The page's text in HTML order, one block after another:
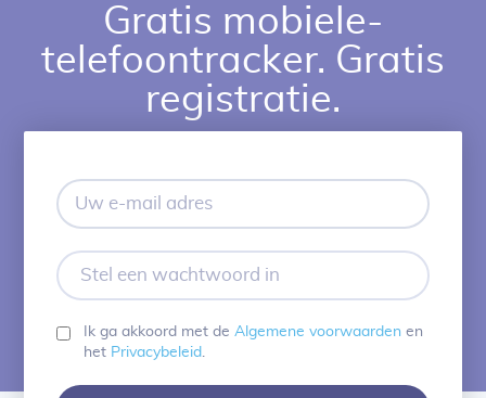
Gratis mobiele-
telefoontracker. Gratis
registratie.
mail
adres
een
wachtwoord
in
Ik ga akkoord met de Algemene voorwaardenen
het Privacybeleid